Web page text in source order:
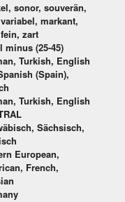
sonor, souverän,
markant,
zart
minus (25-45)
Turkish, English
(Spain),
Turkish, English
Sächsisch,
European,
French,